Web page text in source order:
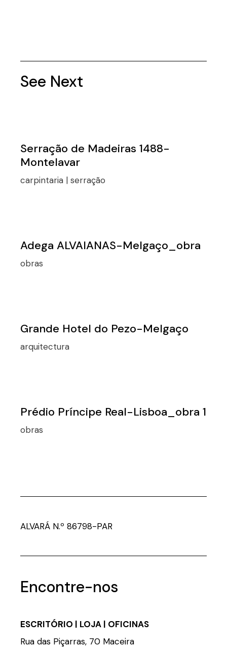
See Next
Serração de Madeiras 1488-
Montelavar
carpintaria | serração
Adega ALVAIANAS-Melgaço_obra
obras
Grande Hotel do Pezo-Melgaço
arquitectura
Prédio Príncipe Real-Lisboa_obra 1
obras
ALVARÁ N.º 86798-PAR
Encontre-nos
ESCRITÓRIO | LOJA | OFICINAS
Rua das Piçarras, 70 Maceira